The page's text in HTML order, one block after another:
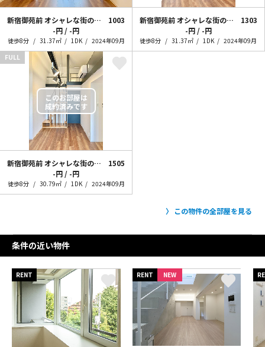
新宿御苑前 オシャレな街の住人
1003
-円 / -円
徒歩8分 31.37㎡ 1DK 2024年09月
新宿御苑前 オシャレな街の住人~+loft~
1303
-円 / -円
徒歩8分 31.37㎡ 1DK
2024年09月
FULL
新宿御苑前 オシャレな街の住人~+loft~
1505
-円 / -円
徒歩8分 30.79㎡ 1DK 2024年09月
この物件の全部屋を見る
条件の近い物件
RENT RENT NEW